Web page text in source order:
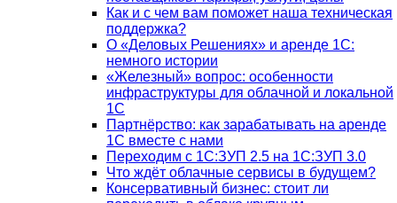
Как и с чем вам поможет наша техническая
поддержка?
О «Деловых Решениях» и аренде 1С:
немного истории
«Железный» вопрос: особенности
инфраструктуры для облачной и локальной
1С
Партнёрство: как зарабатывать на аренде
1С вместе с нами
Переходим с 1С:ЗУП 2.5 на 1С:ЗУП 3.0
Что ждёт облачные сервисы в будущем?
Консервативный бизнес: стоит ли